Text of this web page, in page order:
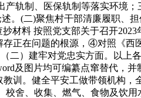
轨制、医保轨制等落实环境
。(二)聚焦村干部清廉履职、
材料 按照党支部关于召开
正在问题的根源，④对照《西
二）建牢对党忠实方面。以上
及图片均可编纂点窜替代
训。健全平安工做带领机构
舍、收集、燃气、食物及饮